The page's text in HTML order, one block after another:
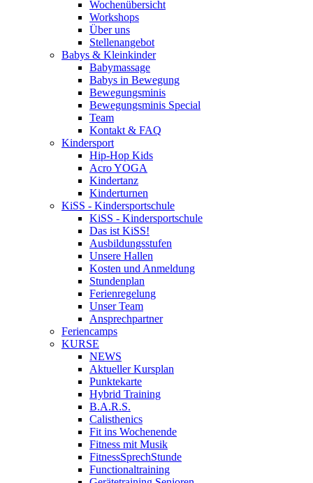
Wochenübersicht
Workshops
Über uns
Stellenangebot
Babys & Kleinkinder
Babymassage
Babys in Bewegung
Bewegungsminis
Bewegungsminis Special
Team
Kontakt & FAQ
Kindersport
Hip-Hop Kids
Acro YOGA
Kindertanz
Kinderturnen
KiSS - Kindersportschule
KiSS - Kindersportschule
Das ist KiSS!
Ausbildungsstufen
Unsere Hallen
Kosten und Anmeldung
Stundenplan
Ferienregelung
Unser Team
Ansprechpartner
Feriencamps
KURSE
NEWS
Aktueller Kursplan
Punktekarte
Hybrid Training
B.A.R.S.
Calisthenics
Fit ins Wochenende
Fitness mit Musik
FitnessSprechStunde
Functionaltraining